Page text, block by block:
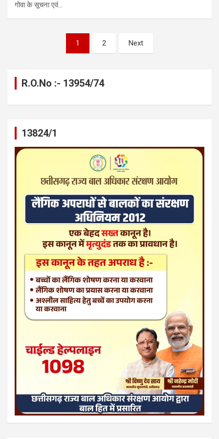
गोवा के सूचना एवं…
1 2 Next
R.O.No :- 13954/74
13824/1